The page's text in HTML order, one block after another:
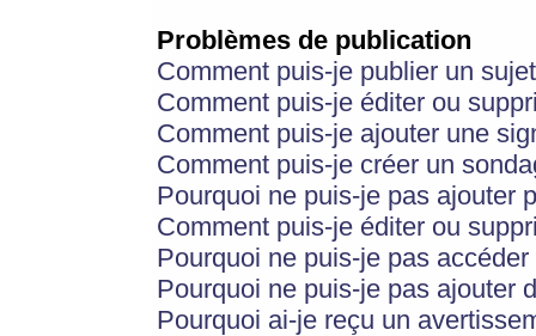
Problèmes de publication
Comment puis-je publier un
Comment puis-je éditer ou
Comment puis-je ajouter une
Comment puis-je créer un
Pourquoi ne puis-je pas ajouter
Comment puis-je éditer ou
Pourquoi ne puis-je pas
Pourquoi ne puis-je pas ajouter
Pourquoi ai-je reçu un